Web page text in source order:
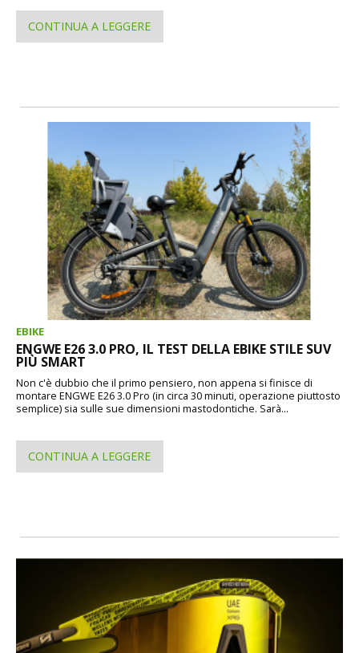
CONTINUA A LEGGERE
EBIKE
ENGWE E26 3.0 PRO, IL TEST DELLA EBIKE STILE SUV
PIÙ SMART
Non c'è dubbio che il primo pensiero, non appena si finisce di
montare ENGWE E26 3.0 Pro (in circa 30 minuti, operazione piuttosto
semplice) sia sulle sue dimensioni mastodontiche. Sarà...
CONTINUA A LEGGERE